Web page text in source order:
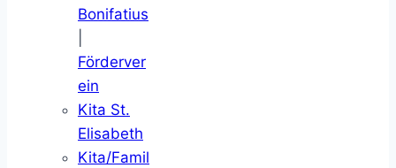
Bonifatius
Förderver
ein
Kita St.
Elisabeth
Kita/Famil